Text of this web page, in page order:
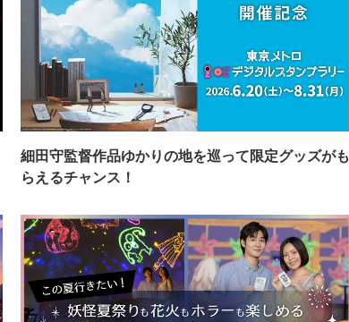
細田守監督作品ゆかりの地を巡って限定グッズがも
らえるチャンス！